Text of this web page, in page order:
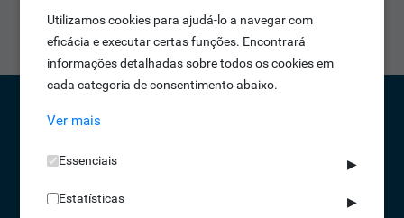
esteja sempre em dia!
(chamada para a rede fixa nacional)
Utilizamos cookies para ajudá-lo a navegar com
eficácia e executar certas funções. Encontrará
informações detalhadas sobre todos os cookies em
cada categoria de consentimento abaixo.
Ver mais
Essenciais ▶
Estatísticas ▶